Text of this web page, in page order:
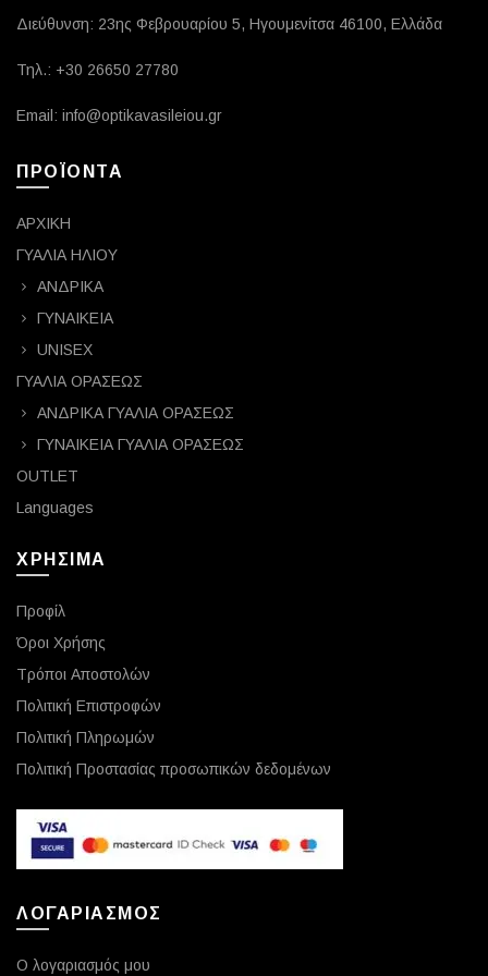
Διεύθυνση: 23ης Φεβρουαρίου 5, Ηγουμενίτσα 46100, Ελλάδα
Τηλ.: +30 26650 27780
Email: info@optikavasileiou.gr
ΠΡΟΪΟΝΤΑ
ΑΡΧΙΚΗ
ΓΥΑΛΙΑ ΗΛΙΟΥ
ΑΝΔΡΙΚΑ
ΓΥΝΑΙΚΕΙΑ
UNISEX
ΓΥΑΛΙΑ ΟΡΑΣΕΩΣ
ΑΝΔΡΙΚΑ ΓΥΑΛΙΑ ΟΡΑΣΕΩΣ
ΓΥΝΑΙΚΕΙΑ ΓΥΑΛΙΑ ΟΡΑΣΕΩΣ
OUTLET
Languages
ΧΡΗΣΙΜΑ
Προφίλ
Όροι Χρήσης
Τρόποι Αποστολών
Πολιτική Επιστροφών
Πολιτική Πληρωμών
Πολιτική Προστασίας προσωπικών δεδομένων
ΛΟΓΑΡΙΑΣΜΟΣ
Ο λογαριασμός μου